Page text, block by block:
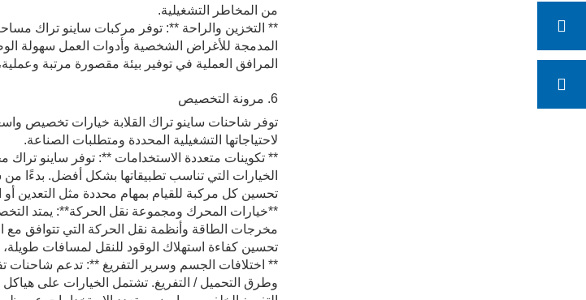
من المخاطر التشغيلية.
** التخزين والراحة **: توفر مركبات ساينو تراك
المدمجة للأغراض الشخصية وأدوات العمل سهولة
المرافق العملية في توفير بيئة مقصورة مرتبة
6. مرونة التخصيص
توفر شاحنات ساينو تراك القلابة خيارات تخصيص
لاحتياجاتها التشغيلية المحددة ومتطلبات الصناعة.
** تكوينات متعددة الاستخدامات **: توفر ساينو
الخيارات التي تناسب تطبيقاتها بشكل أفضل. بدءًا
تحسين كل مركبة للقيام بمهام محددة مثل التعدين أو
**خيارات المحرك ومجموعة نقل الحركة**: يمتد
مخرجات الطاقة وأنظمة نقل الحركة التي تتوافق مع
تحسين كفاءة استهلاك الوقود للنقل لمسافات طويلة،
وطرق التحميل / التفريغ. تشتمل الخيارات على هياكل